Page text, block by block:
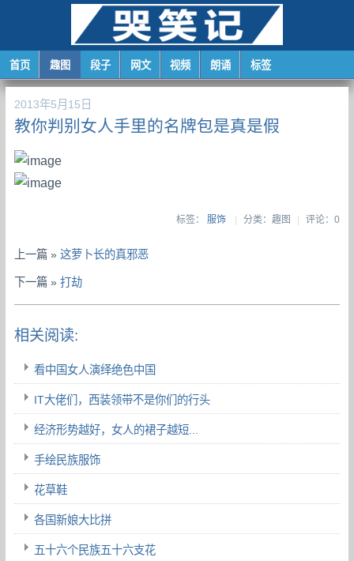
首页 趣图 段子 网文 视频 朗诵 标签
2013年5月15日
教你判别女人手里的名牌包是真是假
标签： 服饰 | 分类：趣图 | 评论：0
上一篇 »这萝卜长的真邪恶
下一篇 »打劫
相关阅读:
看中国女人演绎绝色中国
IT大佬们，西装领带不是你们的行头
经济形势越好，女人的裙子越短...
手绘民族服饰
花草鞋
各国新娘大比拼
五十六个民族五十六支花